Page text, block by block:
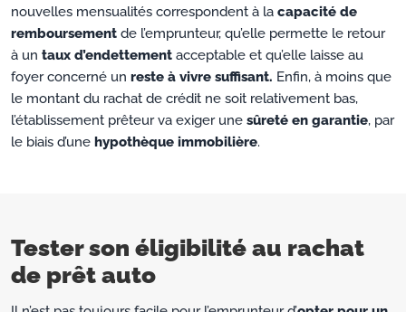
nouvelles mensualités correspondent à la capacité de
remboursement de l’emprunteur, qu’elle permette le retour
à un taux d’endettement acceptable et qu’elle laisse au
foyer concerné un reste à vivre suffisant. Enfin, à moins que
le montant du rachat de crédit ne soit relativement bas,
l’établissement prêteur va exiger une sûreté en garantie, par
le biais d’une hypothèque immobilière.
Tester son éligibilité au rachat
de prêt auto